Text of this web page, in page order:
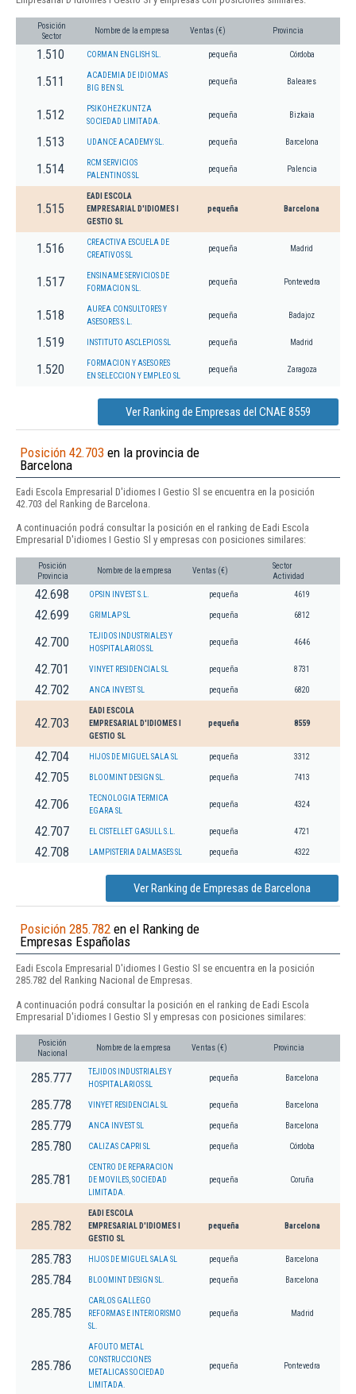
Posición
Sector
Nombre de la empresa Ventas (€) Provincia
1.510 CORMAN ENGLISH SL. pequeña Córdoba
1.511
ACADEMIA DE IDIOMAS
BIG BEN SL
pequeña Baleares
1.512
PSIKOHEZKUNTZA
SOCIEDAD LIMITADA.
pequeña Bizkaia
1.513 UDANCE ACADEMY SL. pequeña Barcelona
1.514
RCM SERVICIOS
PALENTINOS SL
pequeña Palencia
1.515
EADI ESCOLA
EMPRESARIAL D'IDIOMES I
GESTIO SL
pequeña Barcelona
1.516
CREACTIVA ESCUELA DE
CREATIVOS SL
pequeña Madrid
1.517
ENSINAME SERVICIOS DE
FORMACION SL.
pequeña Pontevedra
1.518
AUREA CONSULTORES Y
ASESORES S.L.
pequeña Badajoz
1.519 INSTITUTO ASCLEPIOS SL pequeña Madrid
1.520
FORMACION Y ASESORES
EN SELECCION Y EMPLEO SL
pequeña Zaragoza
Ver Ranking de Empresas del CNAE 8559
Posición 42.703 en la provincia de
Barcelona
Eadi Escola Empresarial D'idiomes I Gestio Sl se encuentra en la posición
42.703 del Ranking de Barcelona.
A continuación podrá consultar la posición en el ranking de Eadi Escola
Empresarial D'idiomes I Gestio Sl y empresas con posiciones similares:
Posición
Provincia
Nombre de la empresa Ventas (€)
Sector
Actividad
42.698 OPSIN INVEST S.L. pequeña 4619
42.699 GRIMLAP SL pequeña 6812
42.700
TEJIDOS INDUSTRIALES Y
HOSPITALARIOS SL
pequeña 4646
42.701 VINYET RESIDENCIAL SL pequeña 8731
42.702 ANCA INVEST SL pequeña 6820
42.703
EADI ESCOLA
EMPRESARIAL D'IDIOMES I
GESTIO SL
pequeña 8559
42.704 HIJOS DE MIGUEL SALA SL pequeña 3312
42.705 BLOOMINT DESIGN SL. pequeña 7413
42.706
TECNOLOGIA TERMICA
EGARA SL
pequeña 4324
42.707 EL CISTELLET GASULL S.L. pequeña 4721
42.708 LAMPISTERIA DALMASES SL pequeña 4322
Ver Ranking de Empresas de Barcelona
Posición 285.782 en el Ranking de
Empresas Españolas
Eadi Escola Empresarial D'idiomes I Gestio Sl se encuentra en la posición
285.782 del Ranking Nacional de Empresas.
A continuación podrá consultar la posición en el ranking de Eadi Escola
Empresarial D'idiomes I Gestio Sl y empresas con posiciones similares:
Posición
Nacional
Nombre de la empresa Ventas (€) Provincia
285.777
TEJIDOS INDUSTRIALES Y
HOSPITALARIOS SL
pequeña Barcelona
285.778 VINYET RESIDENCIAL SL pequeña Barcelona
285.779 ANCA INVEST SL pequeña Barcelona
285.780 CALIZAS CAPRI SL pequeña Córdoba
285.781
CENTRO DE REPARACION
DE MOVILES, SOCIEDAD
LIMITADA.
pequeña Coruña
285.782
EADI ESCOLA
EMPRESARIAL D'IDIOMES I
GESTIO SL
pequeña Barcelona
285.783 HIJOS DE MIGUEL SALA SL pequeña Barcelona
285.784 BLOOMINT DESIGN SL. pequeña Barcelona
285.785
CARLOS GALLEGO
REFORMAS E INTERIORISMO
SL.
pequeña Madrid
285.786
AFOUTO METAL
CONSTRUCCIONES
METALICAS SOCIEDAD
LIMITADA.
pequeña Pontevedra